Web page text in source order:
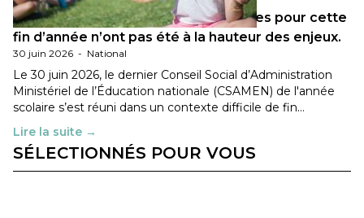
Les décisions ministérielles attendues pour cette
fin d’année n’ont pas été à la hauteur des enjeux.
30 juin 2026 - National
Le 30 juin 2026, le dernier Conseil Social d’Administration
Ministériel de l’Éducation nationale (CSAMEN) de l'année
scolaire s’est réuni dans un contexte difficile de fin…
Lire la suite →
SÉLECTIONNÉS POUR VOUS